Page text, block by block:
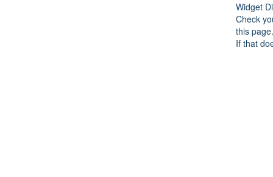
Widget
Check
this page.
If that